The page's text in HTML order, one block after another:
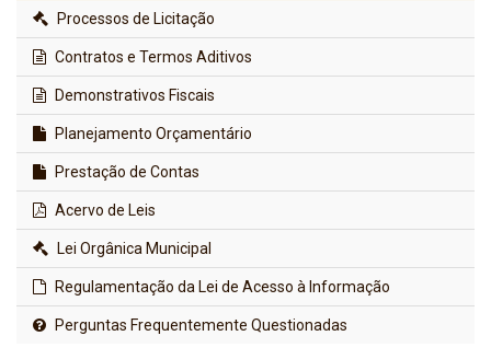
Processos de Licitação
Contratos e Termos Aditivos
Demonstrativos Fiscais
Planejamento Orçamentário
Prestação de Contas
Acervo de Leis
Lei Orgânica Municipal
Regulamentação da Lei de Acesso à Informação
Perguntas Frequentemente Questionadas